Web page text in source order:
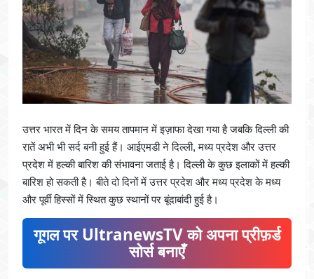
उत्तर भारत में दिन के समय तापमान में इज़ाफा देखा गया है जबकि दिल्ली की
रातें अभी भी सर्द बनी हुई हैं। आईएमडी ने दिल्ली, मध्य प्रदेश और उत्तर
प्रदेश में हल्की बारिश की संभावना जताई है। दिल्ली के कुछ इलाकों में हल्की
बारिश हो सकती है। बीते दो दिनों में उत्तर प्रदेश और मध्य प्रदेश के मध्य
और पूर्वी हिस्सों में स्थित कुछ स्थानों पर बूंदाबांदी हुई है।
गूगल पर UltranewsTV को अपना प्रीफ़र्ड
सोर्स बनाएँ